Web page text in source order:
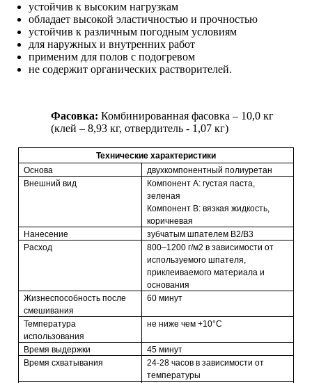
устойчив к высоким нагрузкам
обладает высокой эластичностью и прочностью
устойчив к различным погодным условиям
для наружных и внутренних работ
применим для полов с подогревом
не содержит органических растворителей.
Фасовка: Комбинированная фасовка – 10,0 кг
(клей – 8,93 кг, отвердитель - 1,07 кг)
Технические характеристики
Основа
двухкомпонентный полиуретан
Внешний вид
Компонент A: густая паста,
зеленая
Компонент B: вязкая жидкость,
коричневая
Нанесение
зубчатым шпателем B2/B3
Расход
800–1200 г/м2 в зависимости от
используемого шпателя,
приклеиваемого материала и
основания
Жизнеспособность после
смешивания
60 минут
Температура
использования
не ниже чем +10°C
Время выдержки
45 минут
Время схватывания
24-28 часов в зависимости от
температуры